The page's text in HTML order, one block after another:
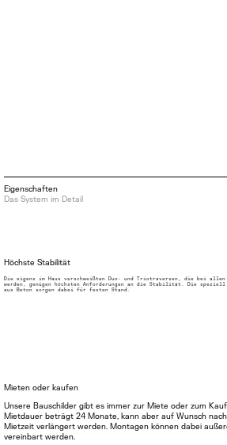
Eigenschaften
Das System im Detail
Die eigens im Haus verschweißten Duo- und Triotraversen, die bei allen
werden, genügen höchsten Anforderungen an die Stabilität. Die speziell
aus Beton sorgen dabei für festen Stand.
Höchste Stabilität
Unsere Bauschilder gibt es immer zur Miete oder zum
Mietdauer beträgt 24 Monate, kann aber auf Wunsch
Mietzeit verlängert werden. Montagen können dabei
vereinbart werden.
Mieten oder kaufen